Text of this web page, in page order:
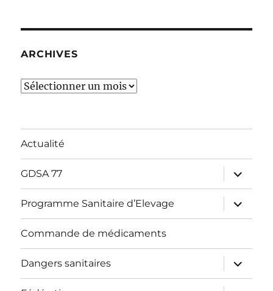
ARCHIVES
Archives
Actualité
GDSA 77
ouvrir
le
sous-
menu
Programme Sanitaire d’Elevage
ouvrir
le
sous-
Commande de médicaments
Dangers sanitaires
ouvrir
le
sous-